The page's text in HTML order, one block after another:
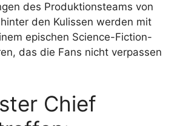
des Produktionsteams von
den Kulissen werden mit
epischen Science-Fiction-
das die Fans nicht verpassen
Chief